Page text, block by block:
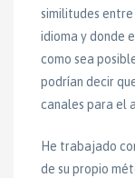
similitudes
idioma y donde
como sea
podrían decir
canales para el
He trabajado
de su propio